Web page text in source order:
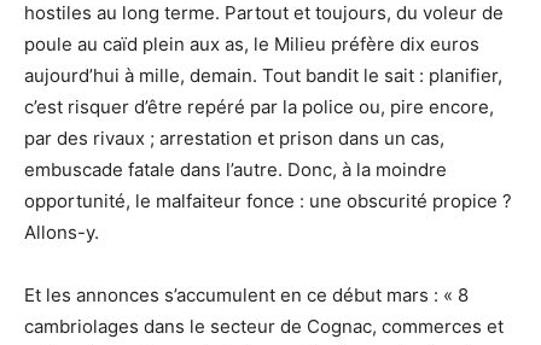
hostiles au long terme. Partout et toujours, du voleur de
poule au caïd plein aux as, le Milieu préfère dix euros
aujourd’hui à mille, demain. Tout bandit le sait : planifier,
c’est risquer d’être repéré par la police ou, pire encore,
par des rivaux ; arrestation et prison dans un cas,
embuscade fatale dans l’autre. Donc, à la moindre
opportunité, le mal­fai­teur fonce : une obscurité propice ?
Allons-y.
Et les annonces s’accumulent en ce début mars : « 8
cambriolages dans le secteur de Cognac, commerces et